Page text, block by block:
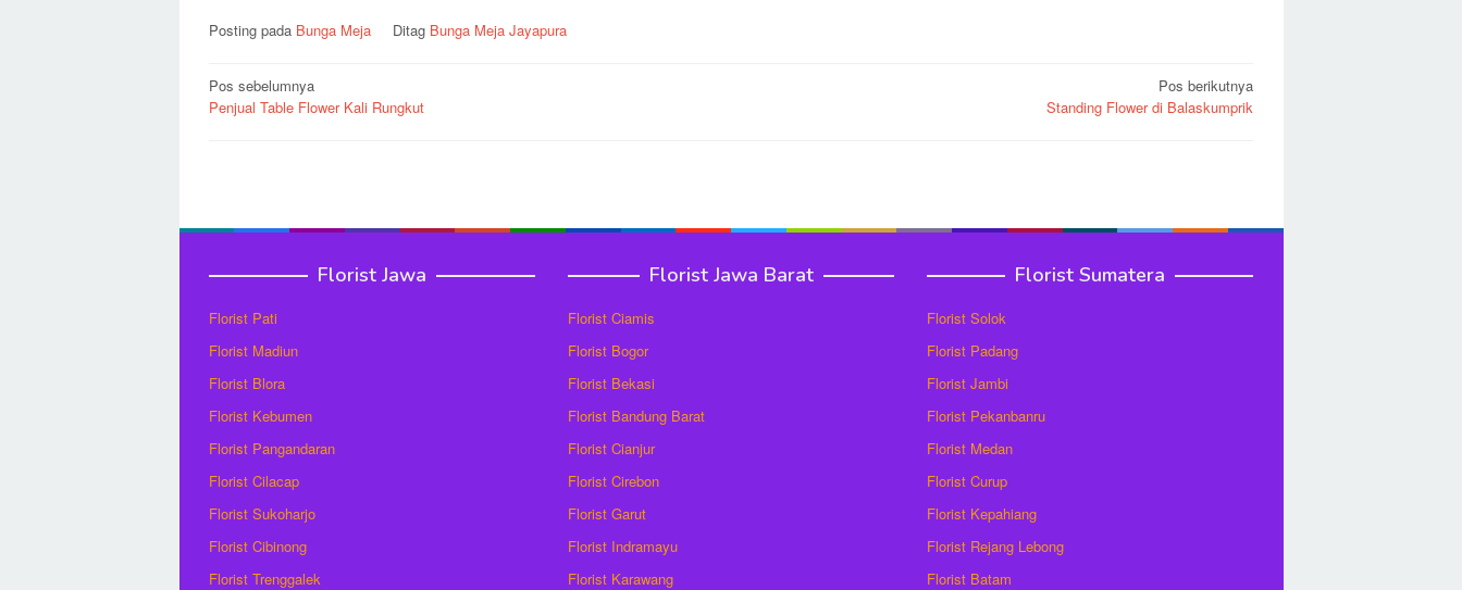
Posting pada Bunga Meja Ditag Bunga Meja Jayapura
Navigasi
pos
Pos sebelumnya
Penjual Table Flower Kali Rungkut
Pos berikutnya
Standing Flower di Balaskumprik
Florist Jawa
Florist Pati
Florist Madiun
Florist Blora
Florist Kebumen
Florist Pangandaran
Florist Cilacap
Florist Sukoharjo
Florist Cibinong
Florist Trenggalek
Florist Jawa Barat
Florist Ciamis
Florist Bogor
Florist Bekasi
Florist Bandung Barat
Florist Cianjur
Florist Cirebon
Florist Garut
Florist Indramayu
Florist Karawang
Florist Sumatera
Florist Solok
Florist Padang
Florist Jambi
Florist Pekanbanru
Florist Medan
Florist Curup
Florist Kepahiang
Florist Rejang Lebong
Florist Batam